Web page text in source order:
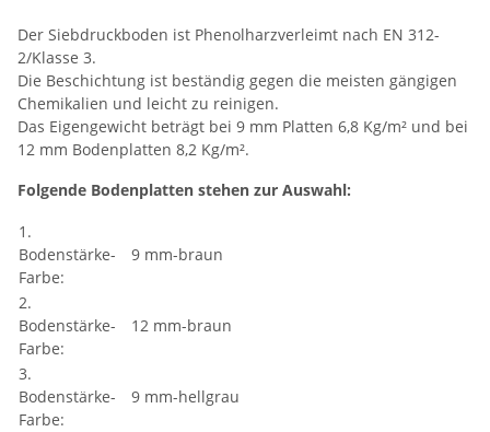
Der Siebdruckboden ist Phenolharzverleimt nach EN 312-
2/Klasse 3.
Die Beschichtung ist beständig gegen die meisten gängigen
Chemikalien und leicht zu reinigen.
Das Eigengewicht beträgt bei 9 mm Platten 6,8 Kg/m² und bei
12 mm Bodenplatten 8,2 Kg/m².
Folgende Bodenplatten stehen zur Auswahl:
1.
Bodenstärke-
Farbe:
9 mm-braun
2.
Bodenstärke-
Farbe:
12 mm-braun
3.
Bodenstärke-
Farbe:
9 mm-hellgrau